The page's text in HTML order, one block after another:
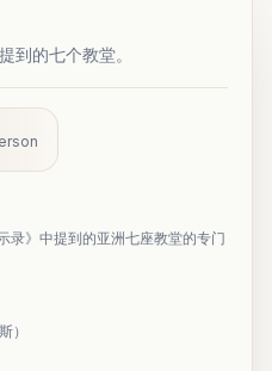
到的七个教堂。
录》中提到的亚洲七座教堂的专门
）